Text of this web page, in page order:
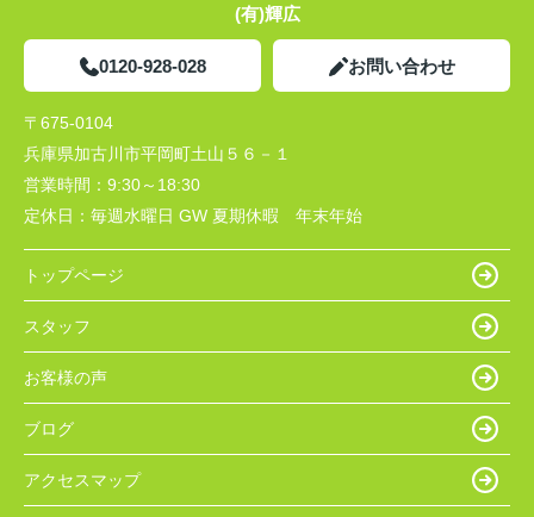
(有)輝広
0120-928-028 お問い合わせ
〒675-0104
兵庫県加古川市平岡町土山５６－１
営業時間： 9:30～18:30
定休日： 毎週水曜日 GW 夏期休暇 年末年始
トップページ
スタッフ
お客様の声
ブログ
アクセスマップ